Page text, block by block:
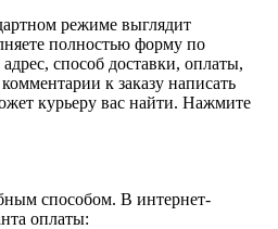
режиме выглядит
полностью форму по
способ доставки, оплаты,
к заказу написать
курьеру вас найти. Нажмите
способом. В интернет-
оплаты: